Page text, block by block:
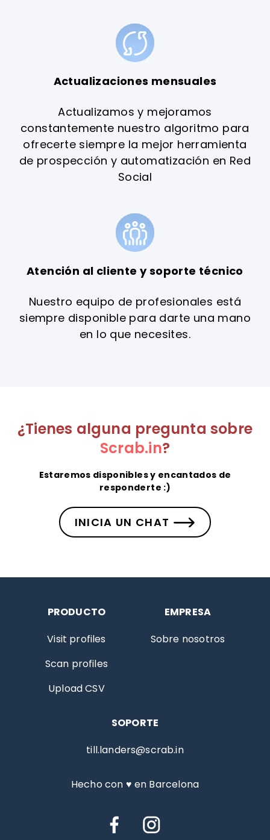
Actualizaciones mensuales
Actualizamos y mejoramos
constantemente nuestro algoritmo para
ofrecerte siempre la mejor herramienta
de prospección y automatización en Red
Social
Atención al cliente y soporte técnico
Nuestro equipo de profesionales está
siempre disponible para darte una mano
en lo que necesites.
¿Tienes alguna pregunta sobre
Scrab.in?
Estaremos disponibles y encantados de
responderte :)
INICIA UN CHAT
PRODUCTO
Visit profiles
Scan profiles
Upload CSV
EMPRESA
Sobre nosotros
SOPORTE
till.landers@scrab.in
Hecho con ♥ en Barcelona